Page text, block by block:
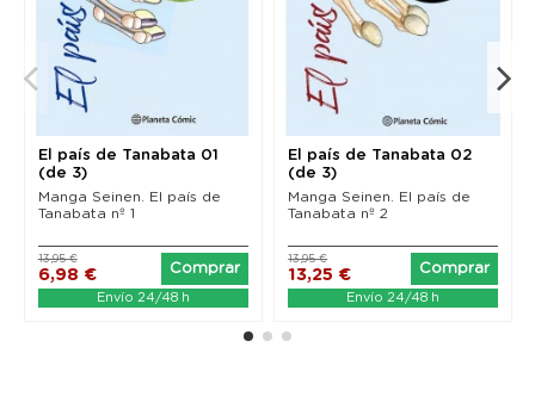
El país de Tanabata 01
(de 3)
Manga Seinen. El país de
Tanabata nº 1
6,98 €
13,95 €
Comprar
Envío 24/48 h
El país de Tanabata 02
(de 3)
Manga Seinen. El país de
Tanabata nº 2
13,25 €
13,95 €
Comprar
Envío 24/48 h